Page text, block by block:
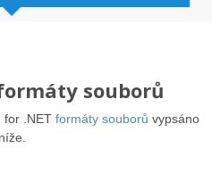
souborů
for .NET formáty souborů vypsáno
níže.